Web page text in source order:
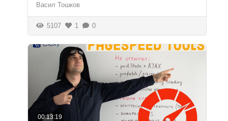
Васил Тошков
5107 1 0
00:13:19